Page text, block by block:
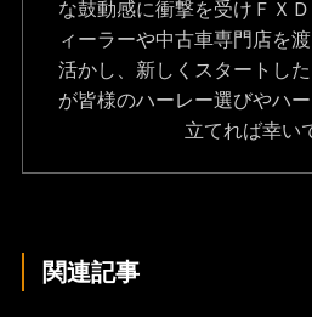
な鼓動感に衝撃を受けＦＸ
ィーラーや中古車専門店を
活かし、新しくスタートした
が皆様のハーレー選びやハ
立てれば幸い
関連記事